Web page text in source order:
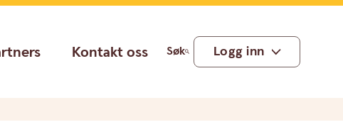
Kontakt oss Søk Logg inn